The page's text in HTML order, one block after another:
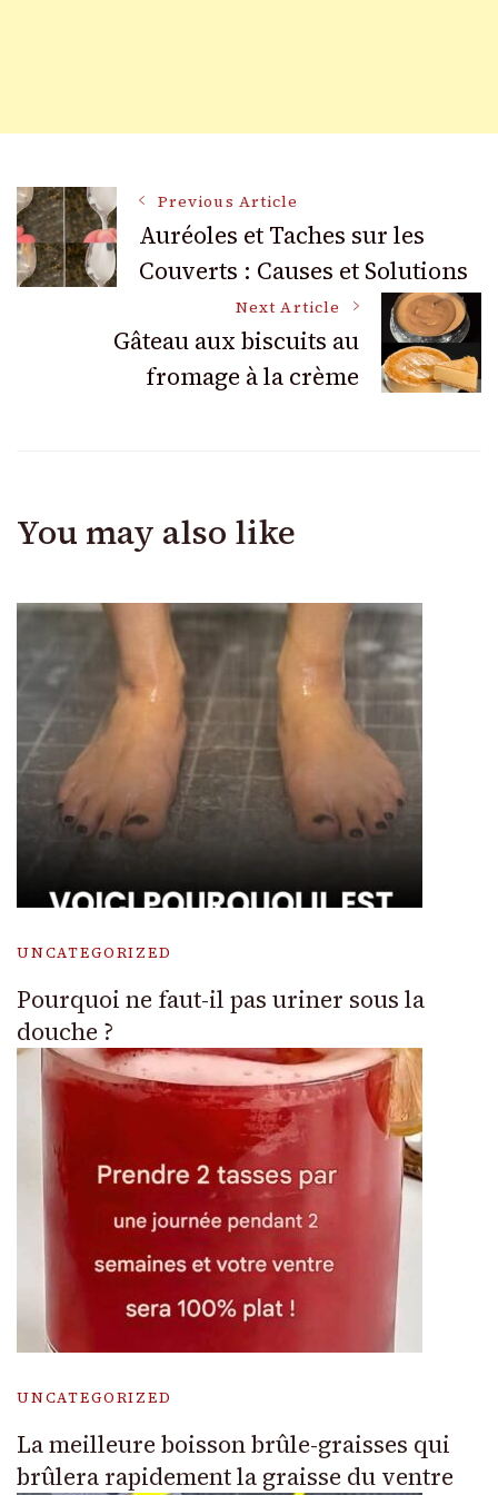
Post
Navigation
Previous Article
Auréoles et Taches sur les
Couverts : Causes et Solutions
Next Article
Gâteau aux biscuits au
fromage à la crème
You may also like
UNCATEGORIZED
Pourquoi ne faut-il pas uriner sous la
douche ?
UNCATEGORIZED
La meilleure boisson brûle-graisses qui
brûlera rapidement la graisse du ventre